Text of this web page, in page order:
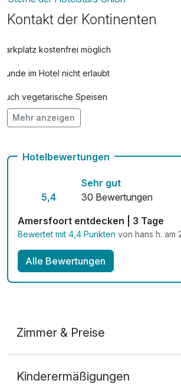
Kontakt der Kontinenten
Parkplatz kostenfrei möglich
Hunde im Hotel nicht erlaubt
Auch vegetarische Speisen
kostenfreie Leihfahrräder
Mehr anzeigen
Hotelbewertungen
5,4
Sehr gut
30 Bewertungen
Amersfoort entdecken | 3 Tage
Bewertet mit 4,4 Punkten von hans h. am
Alle Bewertungen
Zimmer & Preise
2 Erwachsene und 1 Kind
Kinderermäßigungen